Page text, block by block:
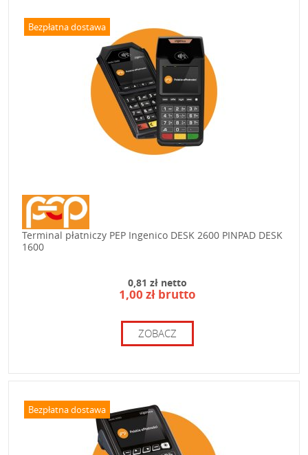
Bezpłatna dostawa
Terminal płatniczy PEP Ingenico DESK 2600 PINPAD DESK
1600
0,81 zł netto
1,00 zł brutto
ZOBACZ
Bezpłatna dostawa